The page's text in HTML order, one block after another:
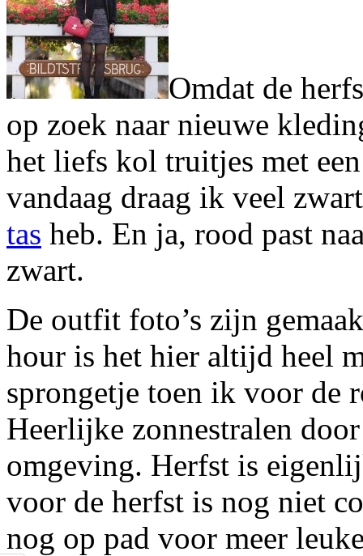
Omdat de
op zoek naar nieuwe
het liefs kol truitjes met
vandaag draag ik veel
tas heb. En ja, rood past
zwart.
De outfit foto’s zijn
hour is het hier altijd heel
sprongetje toen ik voor de
Heerlijke zonnestralen
omgeving. Herfst is
voor de herfst is nog niet
nog op pad voor meer